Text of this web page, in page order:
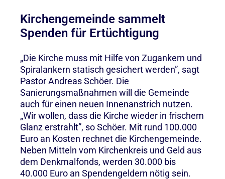
Kirchengemeinde sammelt
Spenden für Ertüchtigung
„Die Kirche muss mit Hilfe von Zugankern und
Spiralankern statisch gesichert werden”, sagt
Pastor Andreas Schöer. Die
Sanierungsmaßnahmen will die Gemeinde
auch für einen neuen Innenanstrich nutzen.
„Wir wollen, dass die Kirche wieder in frischem
Glanz erstrahlt”, so Schöer. Mit rund 100.000
Euro an Kosten rechnet die Kirchengemeinde.
Neben Mitteln vom Kirchenkreis und Geld aus
dem Denkmalfonds, werden 30.000 bis
40.000 Euro an Spendengeldern nötig sein.